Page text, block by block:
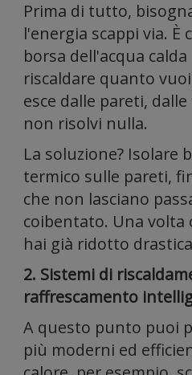
Prima di tutto,
l'energia scappi via. È
borsa dell'acqua
riscaldare quanto
esce dalle pareti,
non risolvi nulla.
La soluzione? Isolare
termico sulle pareti,
che non lasciano
coibentato. Una volta
hai già ridotto
2. Sistemi di
raffrescamento
A questo punto puoi
più moderni ed